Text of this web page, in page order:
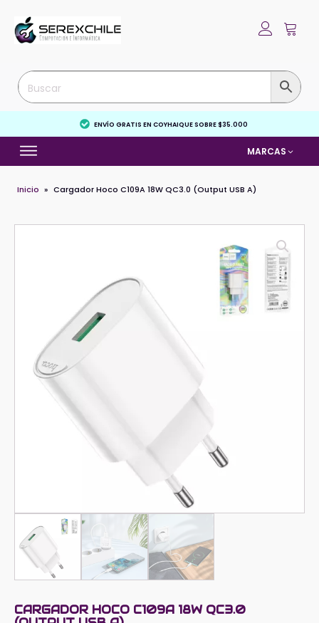
ENVÍO GRATIS EN COYHAIQUE SOBRE $35.000
MARCAS
Inicio » Cargador Hoco C109A 18W QC3.0 (Output USB A)
CARGADOR HOCO C109A 18W QC3.0